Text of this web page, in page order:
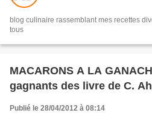
blog culinaire rassemblant mes recettes
tous
MACARONS A LA
gagnants des livre de C.
Publié le 28/04/2012 à 08:14